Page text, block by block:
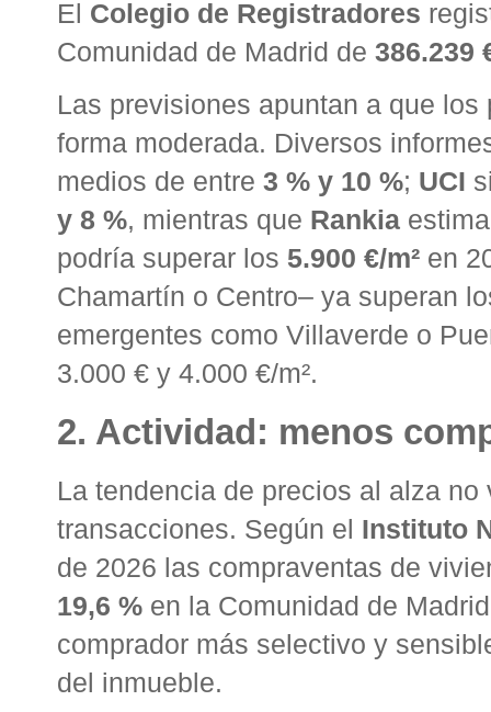
El Colegio de Registradores
Comunidad de Madrid de 386.239
Las previsiones apuntan a que
forma moderada. Diversos
medios de entre 3 % y 10 %; UCI
y 8 %, mientras que Rankia
podría superar los 5.900 €/m² en
Chamartín o Centro– ya superan
emergentes como Villaverde o
3.000 € y 4.000 €/m².
2. Actividad: menos
La tendencia de precios al alza
transacciones. Según el Instituto
de 2026 las compraventas de
19,6 % en la Comunidad de Madrid
comprador más selectivo y
del inmueble.